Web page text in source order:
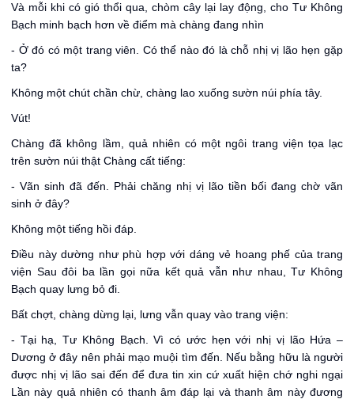
Và mỗi khi có gió thổi qua, chòm cây lại lay động, cho Tư Không
Bạch minh bạch hơn về điểm mà chàng đang nhìn
- Ở đó có một trang viên. Có thể nào đó là chỗ nhị vị lão hẹn gặp
ta?
Không một chút chần chừ, chàng lao xuống sườn núi phía tây.
Vút!
Chàng đã không lầm, quả nhiên có một ngôi trang viện tọa lạc
trên sườn núi thật Chàng cất tiếng:
- Vãn sinh đã đến. Phải chăng nhị vị lão tiền bối đang chờ vãn
sinh ở đây?
Không một tiếng hồi đáp.
Điều này dường như phù hợp với dáng vẻ hoang phế của trang
viện Sau đôi ba lần gọi nữa kết quả vẫn như nhau, Tư Không
Bạch quay lưng bỏ đi.
Bất chợt, chàng dừng lại, lưng vẫn quay vào trang viện:
- Tại hạ, Tư Không Bạch. Vì có ước hẹn với nhị vị lão Hứa –
Dương ở đây nên phải mạo muội tìm đến. Nếu bằng hữu là người
được nhị vị lão sai đến để đưa tin xin cứ xuất hiện chớ nghi ngại
Lần này quả nhiên có thanh âm đáp lại và thanh âm này đương